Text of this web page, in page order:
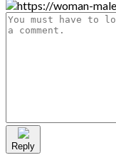
Reply